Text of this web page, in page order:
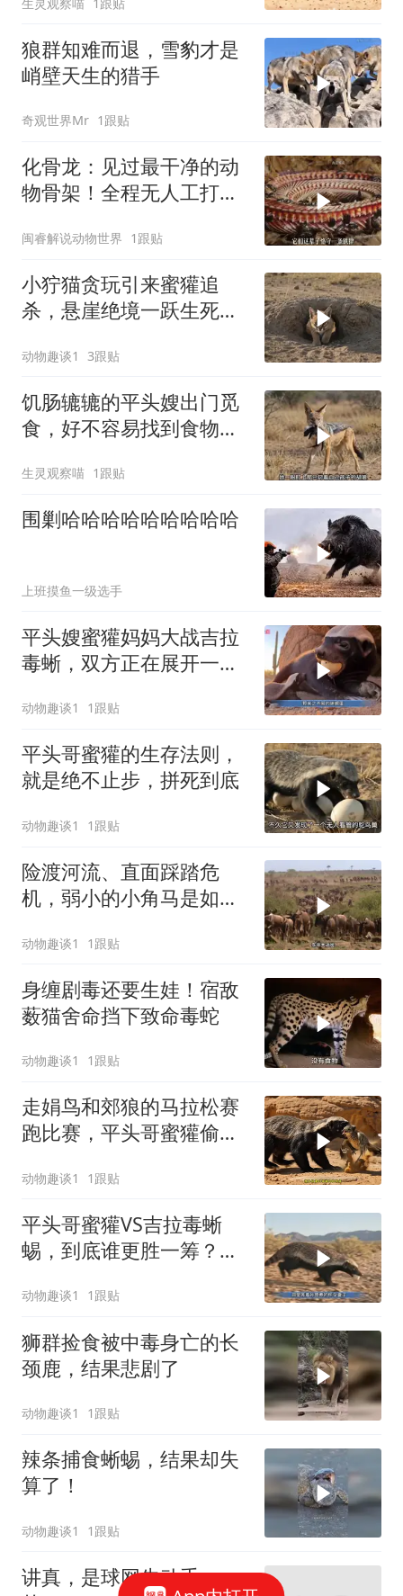
狼群知难而退，雪豹才是
峭壁天生的猎手
奇观世界Mr 1跟贴
化骨龙：见过最干净的动
物骨架！全程无人工打
闽睿解说动物世界 1跟贴
小狞猫贪玩引来蜜獾追
杀，悬崖绝境一跃生死翻
动物趣谈1 3跟贴
饥肠辘辘的平头嫂出门觅
食，好不容易找到食物，
生灵观察喵 1跟贴
围剿哈哈哈哈哈哈哈哈哈
上班摸鱼一级选手
平头嫂蜜獾妈妈大战吉拉
毒蜥，双方正在展开一场
动物趣谈1 1跟贴
平头哥蜜獾的生存法则，
就是绝不止步，拼死到底
动物趣谈1 1跟贴
险渡河流、直面踩踏危
机，弱小的小角马是如何
动物趣谈1 1跟贴
身缠剧毒还要生娃！宿敌
薮猫舍命挡下致命毒蛇
动物趣谈1 1跟贴
走娟鸟和郊狼的马拉松赛
跑比赛，平头哥蜜獾偷走
动物趣谈1 1跟贴
平头哥蜜獾VS吉拉毒蜥
蜴，到底谁更胜一筹？结
动物趣谈1 1跟贴
狮群捡食被中毒身亡的长
颈鹿，结果悲剧了
动物趣谈1 1跟贴
辣条捕食蜥蜴，结果却失
算了！
动物趣谈1 1跟贴
讲真，是球网先动手